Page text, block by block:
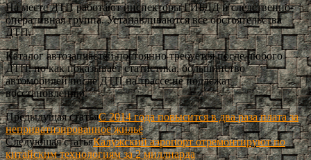
На месте ДТП работают инспекторы ГИБДД и следственно-
оперативная группа. Устанавливаются все обстоятельства
ДТП.
Каталог автозапчастей постоянно требуется после любого
ДТП, но как показывает статистика, большинство
автомобилей после ДТП на трассе не подлежат
восстановлению.
Предыдущая статьяС 2014 года повысится в два раза плата за
неприватизированное жильё
Следующая статьяКалужский аэропорт отремонтируют по
китайским технологиям за 2 миллиарда